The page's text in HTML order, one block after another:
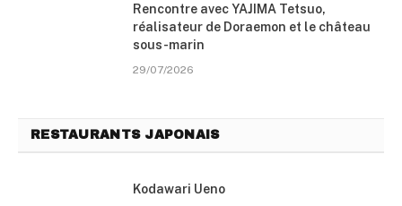
Rencontre avec YAJIMA Tetsuo,
réalisateur de Doraemon et le château
sous-marin
29/07/2026
RESTAURANTS JAPONAIS
Kodawari Ueno